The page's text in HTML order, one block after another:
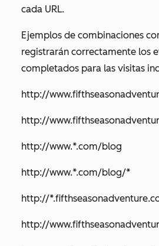
cada URL.
Ejemplos de combinaciones
registrarán correctamente los
completados para las visitas
http://
http://
http://www.*.com/blog
http://www.*.com/blog/*
http://
http://